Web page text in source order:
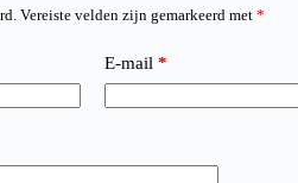
Vereiste velden zijn gemarkeerd met *
E-mail *